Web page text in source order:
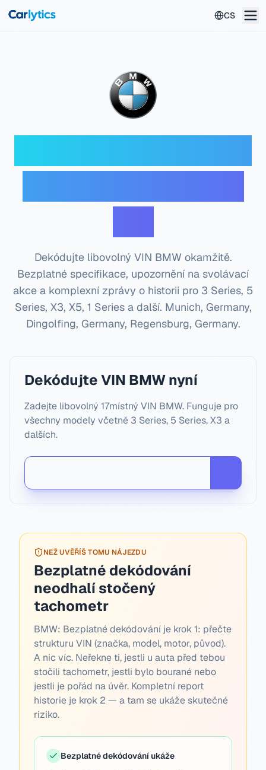
CS
Dekódujte libovolný VIN BMW okamžitě.
Bezplatné specifikace, upozornění na svolávací
akce a komplexní zprávy o historii pro 3 Series, 5
Series, X3, X5, 1 Series a další. Munich, Germany,
Dingolfing, Germany, Regensburg, Germany.
Dekódujte VIN BMW nyní
Zadejte libovolný 17místný VIN BMW. Funguje pro
všechny modely včetně 3 Series, 5 Series, X3 a
dalších.
NEŽ UVĚŘÍŠ TOMU NÁJEZDU
Bezplatné dekódování
neodhalí stočený
tachometr
BMW: Bezplatné dekódování je krok 1: přečte
strukturu VIN (značka, model, motor, původ).
A nic víc. Neřekne ti, jestli u auta před tebou
stočili tachometr, jestli bylo bourané nebo
jestli je pořád na úvěr. Kompletní report
historie je krok 2 — a tam se ukáže skutečné
riziko.
Bezplatné dekódování ukáže